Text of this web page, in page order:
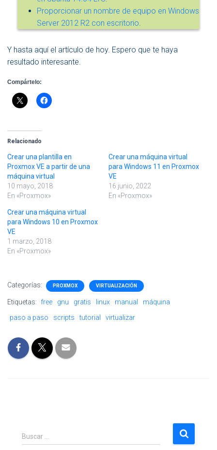
Proporcionar un nombre de equipo en Windows
Server 2012 R2 con escritorio.
Y hasta aquí el artículo de hoy. Espero que te haya
resultado interesante.
Compártelo:
Relacionado
Crear una plantilla en
Proxmox VE a partir de una
máquina virtual
10 mayo, 2018
En «Proxmox»
Crear una máquina virtual
para Windows 11 en Proxmox
VE
16 junio, 2022
En «Proxmox»
Crear una máquina virtual
para Windows 10 en Proxmox
VE
1 marzo, 2018
En «Proxmox»
Categorías: PROXMOX VIRTUALIZACIÓN
Etiquetas: free gnu gratis linux manual
máquina
paso a paso
scripts tutorial virtualizar
B
u
Buscar …